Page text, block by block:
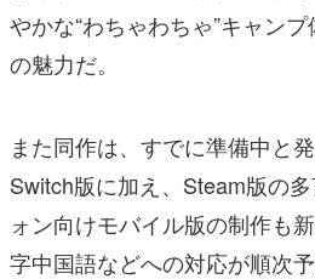
やかな“わちゃわちゃ”キャン
の魅力だ。
また同作は、すでに準備中と
Switch版に加え、Steam版の
ォン向けモバイル版の制作も
字中国語などへの対応が順次